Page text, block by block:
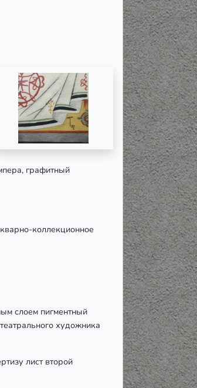
графитный
коллекционное
слоем пигментный
художника
лист второй